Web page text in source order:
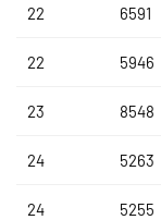
22 6591
22 5946
23 8548
24 5263
24 5255